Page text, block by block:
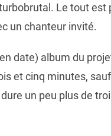
Le tout est
un chanteur invité.
date) album du
et cinq minutes,
un peu plus de